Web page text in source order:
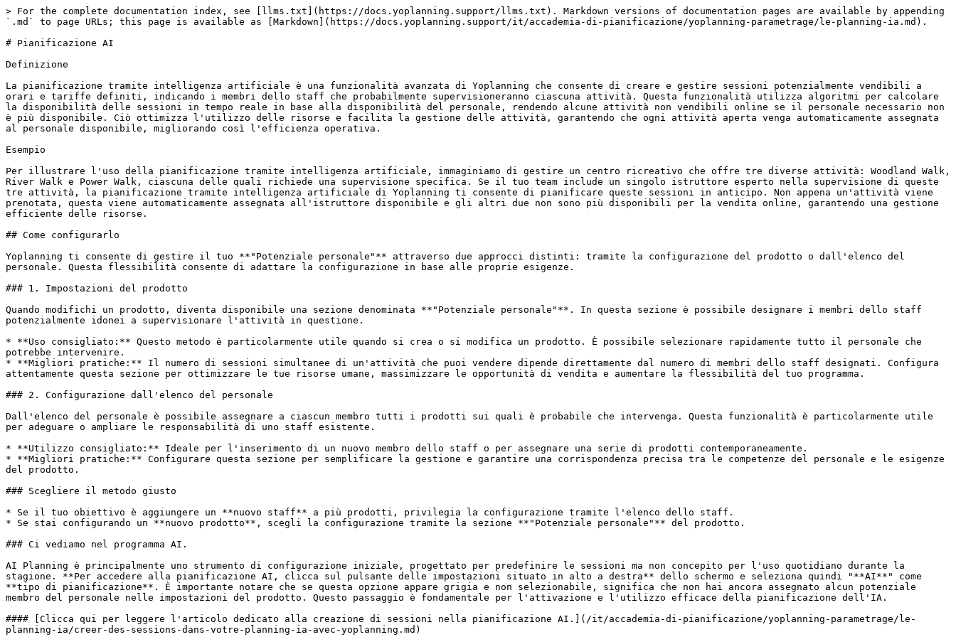
> For the complete documentation index, see [llms.txt](https://docs.yoplanning.support/llms.txt). Markdown versions of documentation pages are available by appending
`.md` to page URLs; this page is available as [Markdown](https://docs.yoplanning.support/it/accademia-di-pianificazione/yoplanning-parametrage/le-planning-ia.md).
# Pianificazione AI
Definizione
La pianificazione tramite intelligenza artificiale è una funzionalità avanzata di Yoplanning che consente di creare e gestire sessioni potenzialmente vendibili a
orari e tariffe definiti, indicando i membri dello staff che probabilmente supervisioneranno ciascuna attività. Questa funzionalità utilizza algoritmi per calcolare
la disponibilità delle sessioni in tempo reale in base alla disponibilità del personale, rendendo alcune attività non vendibili online se il personale necessario non
è più disponibile. Ciò ottimizza l'utilizzo delle risorse e facilita la gestione delle attività, garantendo che ogni attività aperta venga automaticamente assegnata
al personale disponibile, migliorando così l'efficienza operativa.
Esempio
Per illustrare l'uso della pianificazione tramite intelligenza artificiale, immaginiamo di gestire un centro ricreativo che offre tre diverse attività: Woodland Walk,
River Walk e Power Walk, ciascuna delle quali richiede una supervisione specifica. Se il tuo team include un singolo istruttore esperto nella supervisione di queste
tre attività, la pianificazione tramite intelligenza artificiale di Yoplanning ti consente di pianificare queste sessioni in anticipo. Non appena un'attività viene
prenotata, questa viene automaticamente assegnata all'istruttore disponibile e gli altri due non sono più disponibili per la vendita online, garantendo una gestione
efficiente delle risorse.
## Come configurarlo
Yoplanning ti consente di gestire il tuo **"Potenziale personale"** attraverso due approcci distinti: tramite la configurazione del prodotto o dall'elenco del
personale. Questa flessibilità consente di adattare la configurazione in base alle proprie esigenze.
### 1. Impostazioni del prodotto
Quando modifichi un prodotto, diventa disponibile una sezione denominata **"Potenziale personale"**. In questa sezione è possibile designare i membri dello staff
potenzialmente idonei a supervisionare l'attività in questione.
* **Uso consigliato:** Questo metodo è particolarmente utile quando si crea o si modifica un prodotto. È possibile selezionare rapidamente tutto il personale che
potrebbe intervenire.
* **Migliori pratiche:** Il numero di sessioni simultanee di un'attività che puoi vendere dipende direttamente dal numero di membri dello staff designati. Configura
attentamente questa sezione per ottimizzare le tue risorse umane, massimizzare le opportunità di vendita e aumentare la flessibilità del tuo programma.
### 2. Configurazione dall'elenco del personale
Dall'elenco del personale è possibile assegnare a ciascun membro tutti i prodotti sui quali è probabile che intervenga. Questa funzionalità è particolarmente utile
per adeguare o ampliare le responsabilità di uno staff esistente.
* **Utilizzo consigliato:** Ideale per l'inserimento di un nuovo membro dello staff o per assegnare una serie di prodotti contemporaneamente.
* **Migliori pratiche:** Configurare questa sezione per semplificare la gestione e garantire una corrispondenza precisa tra le competenze del personale e le esigenze
del prodotto.
### Scegliere il metodo giusto
* Se il tuo obiettivo è aggiungere un **nuovo staff** a più prodotti, privilegia la configurazione tramite l'elenco dello staff.
* Se stai configurando un **nuovo prodotto**, scegli la configurazione tramite la sezione **"Potenziale personale"** del prodotto.
### Ci vediamo nel programma AI.
AI Planning è principalmente uno strumento di configurazione iniziale, progettato per predefinire le sessioni ma non concepito per l'uso quotidiano durante la
stagione. **Per accedere alla pianificazione AI, clicca sul pulsante delle impostazioni situato in alto a destra** dello schermo e seleziona quindi "**AI**" come
**tipo di pianificazione**. È importante notare che se questa opzione appare grigia e non selezionabile, significa che non hai ancora assegnato alcun potenziale
membro del personale nelle impostazioni del prodotto. Questo passaggio è fondamentale per l'attivazione e l'utilizzo efficace della pianificazione dell'IA.
#### [Clicca qui per leggere l'articolo dedicato alla creazione di sessioni nella pianificazione AI.](/it/accademia-di-pianificazione/yoplanning-parametrage/le-
planning-ia/creer-des-sessions-dans-votre-planning-ia-avec-yoplanning.md)